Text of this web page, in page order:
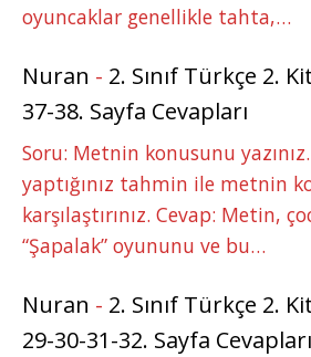
oyuncaklar genellikle tahta,…
Nuran - 2. Sınıf Türkçe 2.
37-38. Sayfa Cevapları
Soru: Metnin konusunu
yaptığınız tahmin ile metnin
karşılaştırınız. Cevap: Metin,
“Şapalak” oyununu ve bu…
Nuran - 2. Sınıf Türkçe 2.
29-30-31-32. Sayfa Cevapları